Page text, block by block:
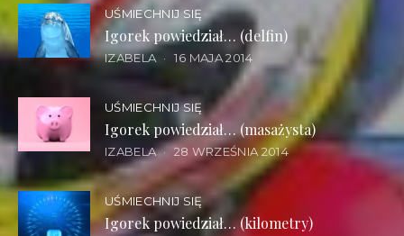
UŚMIECHNIJ SIĘ
Igorek powiedział… (delfin)
IZABELA 16 MAJA 2014
UŚMIECHNIJ SIĘ
Igorek powiedział… (masażysta)
IZABELA 28 WRZEŚNIA 2014
UŚMIECHNIJ SIĘ
Igorek powiedział… (kilometry)